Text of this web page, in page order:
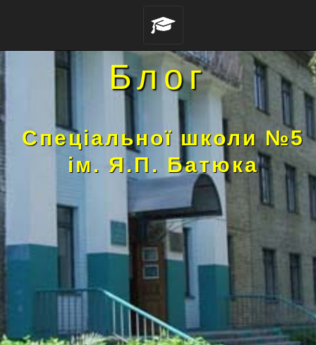
Блог
Спеціальної школи №5
ім. Я.П. Батюка